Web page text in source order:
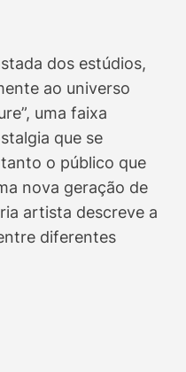
dos estúdios,
ao universo
uma faixa
que se
o público que
nova geração de
artista descreve a
diferentes